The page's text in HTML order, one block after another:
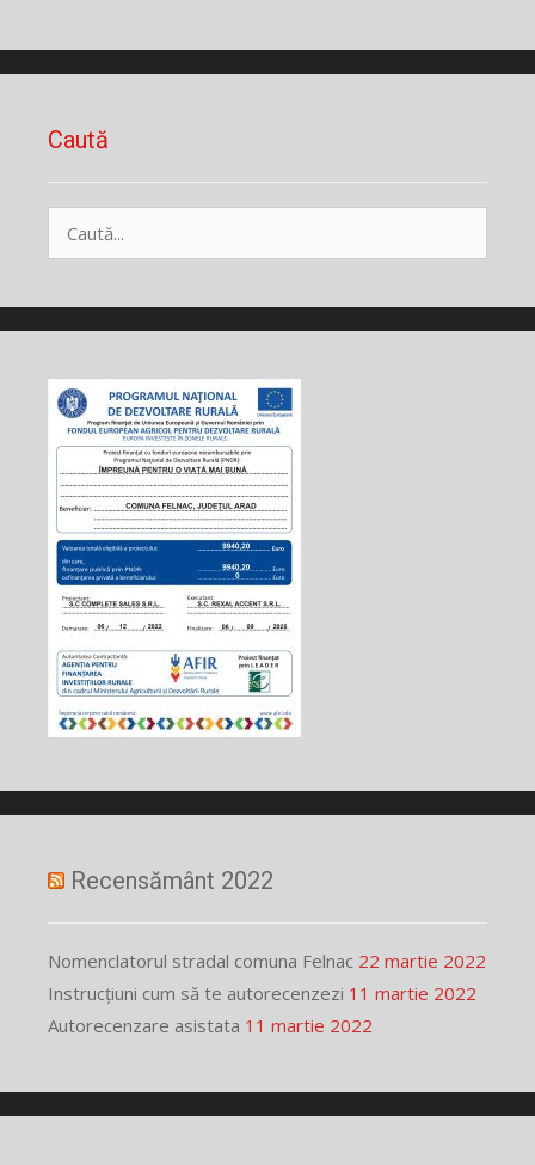
Caută
după:
Recensământ 2022
Nomenclatorul stradal comuna Felnac 22 martie 2022
Instrucțiuni cum să te autorecenzezi 11 martie 2022
Autorecenzare asistata 11 martie 2022